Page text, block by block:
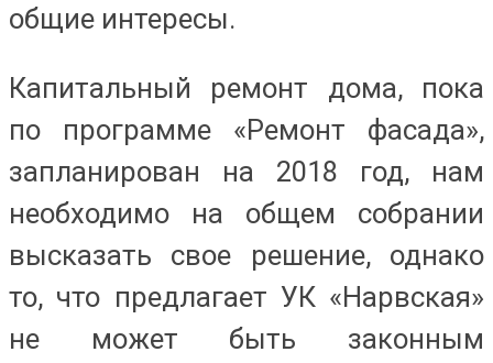
общие интересы.
Капитальный ремонт дома, пока
по программе «Ремонт фасада»,
запланирован на 2018 год, нам
необходимо на общем собрании
высказать свое решение, однако
то, что предлагает УК «Нарвская»
не может быть законным